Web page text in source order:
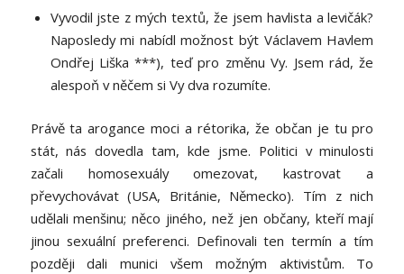
Vyvodil jste z mých textů, že jsem havlista a levičák?
Naposledy mi nabídl možnost být Václavem Havlem
Ondřej Liška ***), teď pro změnu Vy. Jsem rád, že
alespoň v něčem si Vy dva rozumíte.
Právě ta arogance moci a rétorika, že občan je tu pro
stát, nás dovedla tam, kde jsme. Politici v minulosti
začali homosexuály omezovat, kastrovat a
převychovávat (USA, Británie, Německo). Tím z nich
udělali menšinu; něco jiného, než jen občany, kteří mají
jinou sexuální preferenci. Definovali ten termín a tím
později dali munici všem možným aktivistům. To